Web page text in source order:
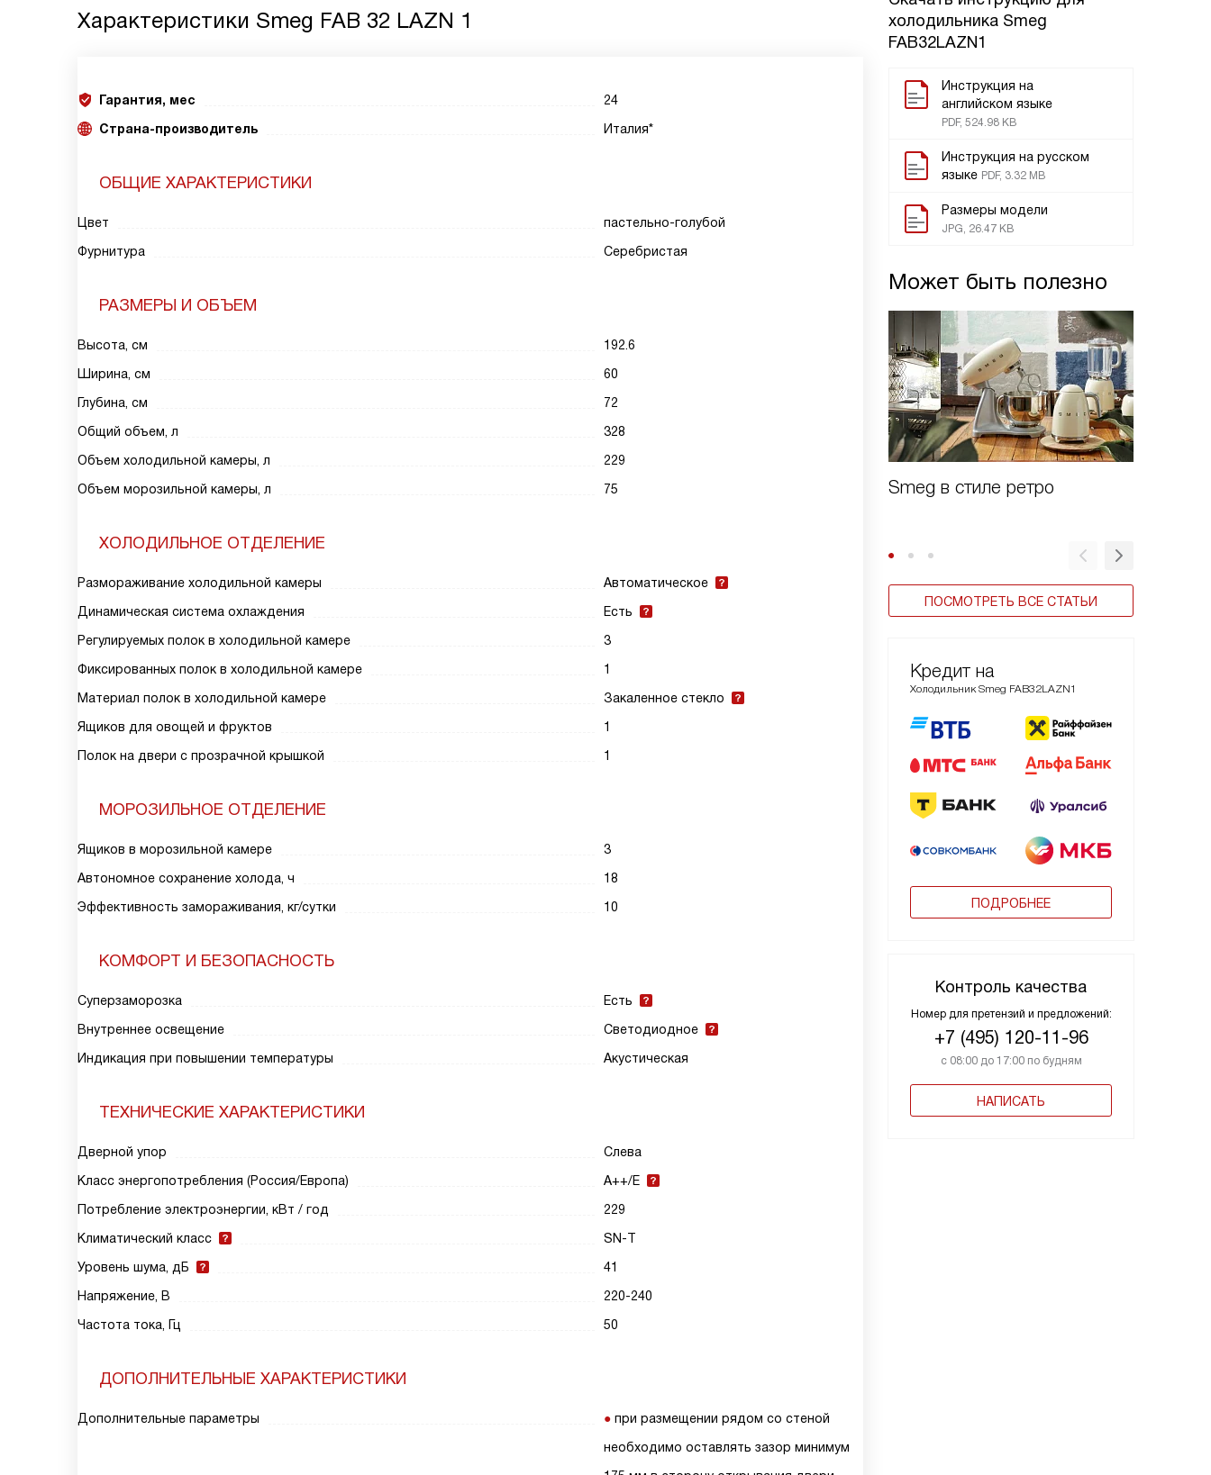
холодильника Smeg
FAB32LAZN1
Инструкция на
английском языке
PDF, 524.98 KB
Инструкция на русском
языке PDF, 3.32 MB
Размеры модели
JPG, 26.47 KB
Может быть полезно
Smeg в стиле ретро
ПОСМОТРЕТЬ ВСЕ СТАТЬИ
Кредит на
Холодильник Smeg FAB32LAZN1
ПОДРОБНЕЕ
Контроль качества
Номер для претензий и предложений:
+7 (495) 120-11-96
с 08:00 до 17:00 по будням
НАПИСАТЬ
Характеристики Smeg FAB 32 LAZN 1
Гарантия, мес
24
Страна-производитель
Италия*
ОБЩИЕ ХАРАКТЕРИСТИКИ
Цвет
пастельно-голубой
Фурнитура
Серебристая
РАЗМЕРЫ И ОБЪЕМ
Высота, см
192.6
Ширина, см
60
Глубина, см
72
Общий объем, л
328
Объем холодильной камеры, л
229
Объем морозильной камеры, л
75
ХОЛОДИЛЬНОЕ ОТДЕЛЕНИЕ
Размораживание холодильной камеры
Автоматическое
Динамическая система охлаждения
Есть
Регулируемых полок в холодильной камере
3
Фиксированных полок в холодильной камере
1
Материал полок в холодильной камере
Закаленное стекло
Ящиков для овощей и фруктов
1
Полок на двери с прозрачной крышкой
1
МОРОЗИЛЬНОЕ ОТДЕЛЕНИЕ
Ящиков в морозильной камере
3
Автономное сохранение холода, ч
18
Эффективность замораживания, кг/сутки
10
КОМФОРТ И БЕЗОПАСНОСТЬ
Суперзаморозка
Есть
Внутреннее освещение
Светодиодное
Индикация при повышении температуры
Акустическая
ТЕХНИЧЕСКИЕ ХАРАКТЕРИСТИКИ
Дверной упор
Слева
Класс энергопотребления (Россия/Европа)
A++/E
Потребление электроэнергии, кВт / год
229
Климатический класс
SN-T
Уровень шума, дБ
41
Напряжение, В
220-240
Частота тока, Гц
50
ДОПОЛНИТЕЛЬНЫЕ ХАРАКТЕРИСТИКИ
Дополнительные параметры
при размещении рядом со стеной
необходимо оставлять зазор минимум